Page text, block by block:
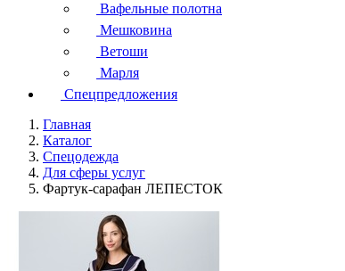
Вафельные полотна
Мешковина
Ветоши
Марля
Спецпредложения
Главная
Каталог
Спецодежда
Для сферы услуг
Фартук-сарафан ЛЕПЕСТОК